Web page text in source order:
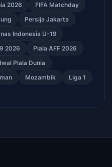
2026
FIFA Matchday
Persija Jakarta
Indonesia U-19
2026
Piala AFF 2026
Piala Dunia
Mozambik
Liga 1